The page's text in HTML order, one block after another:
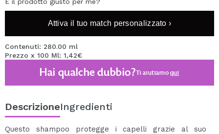
Attiva il tuo match personalizzato ›
Contenuti: 280.00 ml
Prezzo x 100 Ml: 1,42€
Hai qualche dubbio?Ti aiutiamoqui
DescrizioneIngredienti
Questo shampoo protegge i capelli grazie al suo